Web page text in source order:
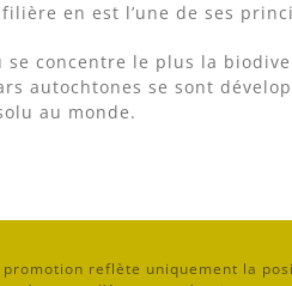
en est l’une de ses
se concentre le plus la
autochtones se sont
au monde.
reflète uniquement la